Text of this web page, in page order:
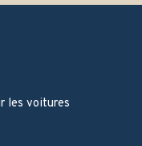
les voitures